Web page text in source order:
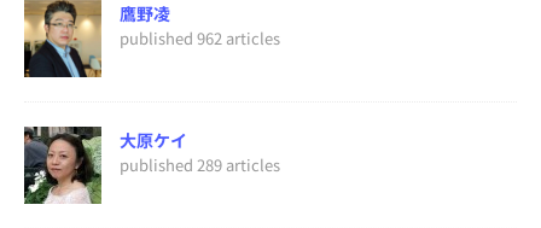
鷹野凌
published 962 articles
大原ケイ
published 289 articles